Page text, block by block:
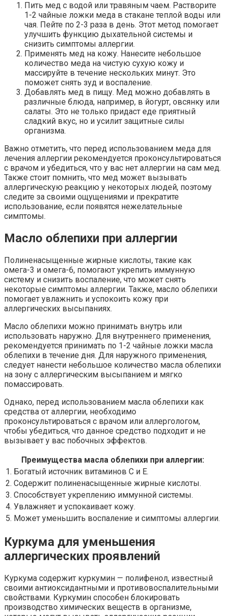
Пить мед с водой или травяным чаем. Растворите
1-2 чайные ложки меда в стакане теплой воды или
чая. Пейте по 2-3 раза в день. Этот метод помогает
улучшить функцию дыхательной системы и
снизить симптомы аллергии.
Применять мед на кожу. Нанесите небольшое
количество меда на чистую сухую кожу и
массируйте в течение нескольких минут. Это
поможет снять зуд и воспаление.
Добавлять мед в пищу. Мед можно добавлять в
различные блюда, например, в йогурт, овсянку или
салаты. Это не только придаст еде приятный
сладкий вкус, но и усилит защитные силы
организма.
Важно отметить, что перед использованием меда для
лечения аллергии рекомендуется проконсультироваться
с врачом и убедиться, что у вас нет аллергии на сам мед.
Также стоит помнить, что мед может вызывать
аллергическую реакцию у некоторых людей, поэтому
следите за своими ощущениями и прекратите
использование, если появятся нежелательные
симптомы.
Масло облепихи при аллергии
Полиненасыщенные жирные кислоты, такие как
омега-3 и омега-6, помогают укрепить иммунную
систему и снизить воспаление, что может снять
некоторые симптомы аллергии. Также, масло облепихи
помогает увлажнить и успокоить кожу при
аллергических высыпаниях.
Масло облепихи можно принимать внутрь или
использовать наружно. Для внутреннего применения,
рекомендуется принимать по 1-2 чайные ложки масла
облепихи в течение дня. Для наружного применения,
следует нанести небольшое количество масла облепихи
на зону с аллергическим высыпанием и мягко
помассировать.
Однако, перед использованием масла облепихи как
средства от аллергии, необходимо
проконсультироваться с врачом или аллергологом,
чтобы убедиться, что данное средство подходит и не
вызывает у вас побочных эффектов.
Преимущества масла облепихи при аллергии:
1. Богатый источник витаминов C и E.
2. Содержит полиненасыщенные жирные кислоты.
3. Способствует укреплению иммунной системы.
4. Увлажняет и успокаивает кожу.
5. Может уменьшить воспаление и симптомы аллергии.
Куркума для уменьшения
аллергических проявлений
Куркума содержит куркумин — полифенол, известный
своими антиоксидантными и противовоспалительными
свойствами. Куркумин способен блокировать
производство химических веществ в организме,